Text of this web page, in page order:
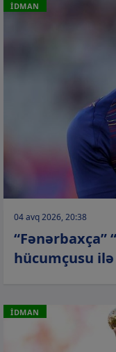
İDMAN
04 avq 2026, 20:38
“Fənərbaxça”
hücumçusu
İDMAN